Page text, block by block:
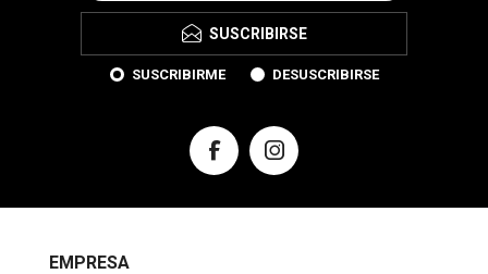
SUSCRIBIRSE
SUSCRIBIRME DESUSCRIBIRSE
EMPRESA